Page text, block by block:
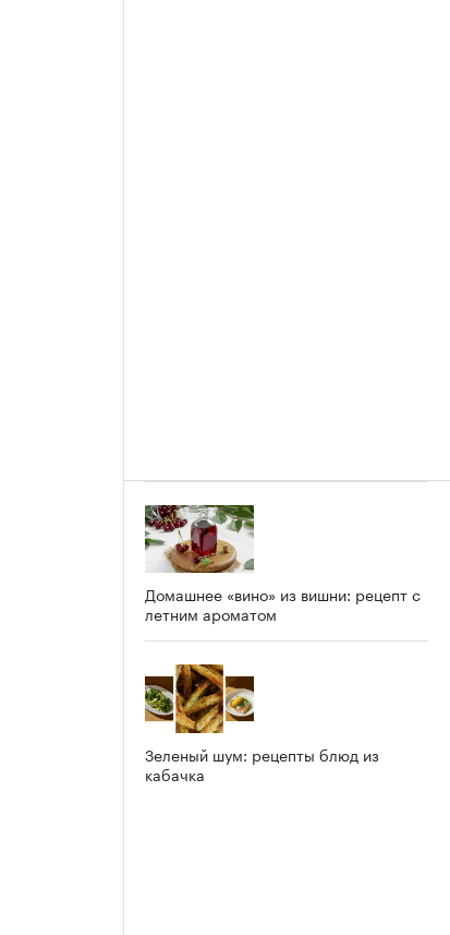
Домашнее «вино» из вишни: рецепт с
летним ароматом
Зеленый шум: рецепты блюд из
кабачка